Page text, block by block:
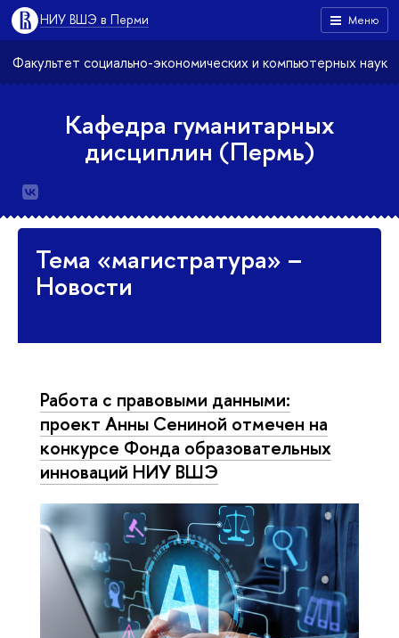
Меню
НИУ ВШЭ в Перми
Факультет социально-экономических и компьютерных наук
Кафедра гуманитарных
дисциплин (Пермь)
Тема «магистратура» –
Новости
Работа с правовыми данными:
проект Анны Сениной отмечен на
конкурсе Фонда образовательных
инноваций НИУ ВШЭ